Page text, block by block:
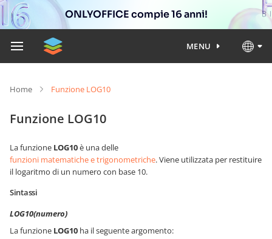
ONLYOFFICE compie 16 anni!
MENU
Home Funzione LOG10
Funzione LOG10
La funzione LOG10è una delle
funzioni matematiche e trigonometriche. Viene utilizzata per restituire
il logaritmo di un numero con base 10.
Sintassi
LOG10(numero)
La funzione LOG10 ha il seguente argomento: